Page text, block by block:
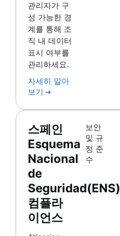
관리자가 구
성 가능한 경
계를 통해 조
직 내 데이터
표시 여부를
관리하세요.
자세히 알아
보기
스페인
Esquema
Nacional
de
Seguridad(ENS)
컴플라
이언스
보안
및 규
정 준
수